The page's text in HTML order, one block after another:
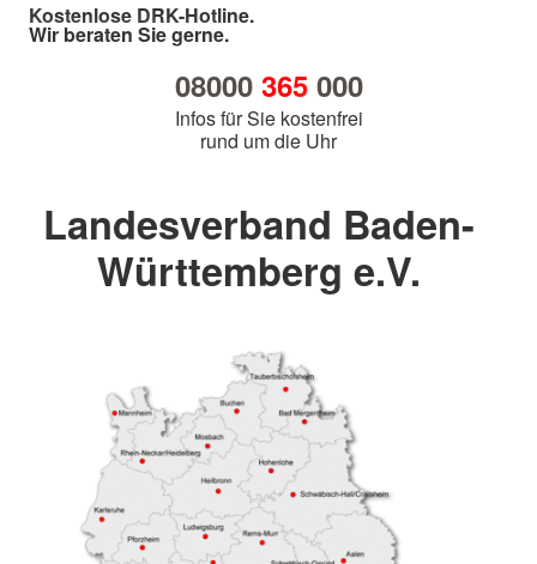
Kostenlose DRK-Hotline.
Wir beraten Sie gerne.
08000 365000
Infos für Sie kostenfrei
rund um die Uhr
Landesverband Baden-
Württemberg e.V.